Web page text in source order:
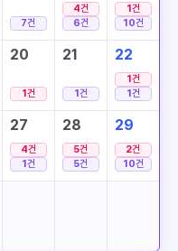
7건
4건
6건
1건
10건
20
1건
21
1건
22
1건
1건
27
4건
1건
28
5건
5건
29
2건
10건